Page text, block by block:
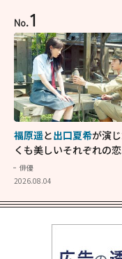
No.1
福原遥と出口夏希が演
くも美しいそれぞれの
きることの尊さを教えて
た映画「あの花が咲く
俳優
2026.08.04